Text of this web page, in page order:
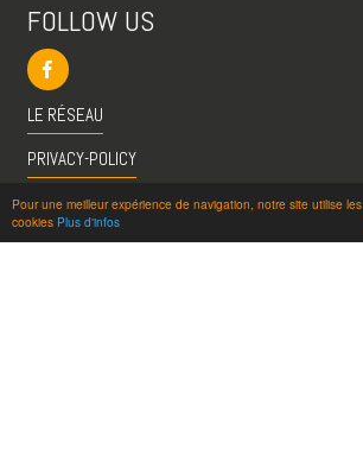
Pour une meilleur expérience de navigation, notre site utilise les
cookies Plus d'infos
FOLLOW US
LE RÉSEAU
PRIVACY-POLICY
CGU
INFO@VISITESPASSION.PRO